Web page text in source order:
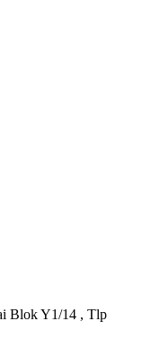
Blok Y1/14 , Tlp